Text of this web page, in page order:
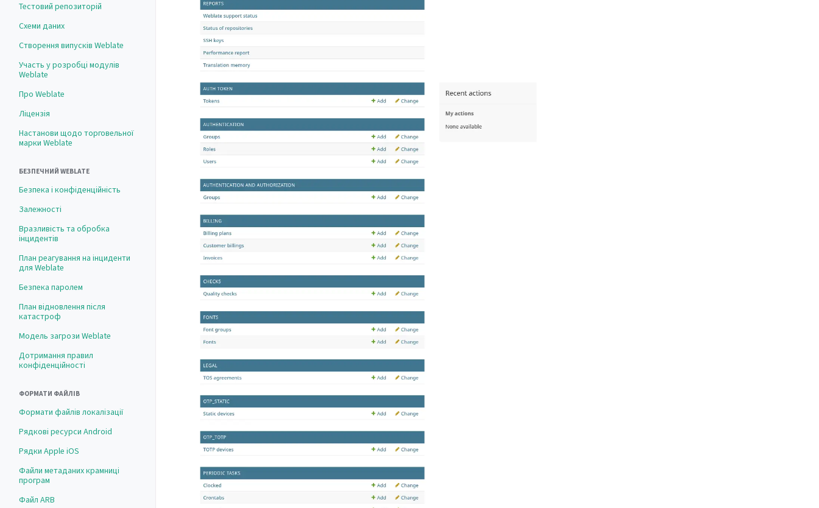
Тестовий репозиторій
Схеми даних
Створення випусків Weblate
Участь у розробці модулів
Weblate
Про Weblate
Ліцензія
Настанови щодо торговельної
марки Weblate
БЕЗПЕЧНИЙ WEBLATE
Безпека і конфіденційність
Залежності
Вразливість та обробка
інцидентів
План реагування на інциденти
для Weblate
Безпека паролем
План відновлення після
катастроф
Модель загрози Weblate
Дотримання правил
конфіденційності
ФОРМАТИ ФАЙЛІВ
Формати файлів локалізації
Рядкові ресурси Android
Рядки Apple iOS
Файли метаданих крамниці
програм
Файл ARB